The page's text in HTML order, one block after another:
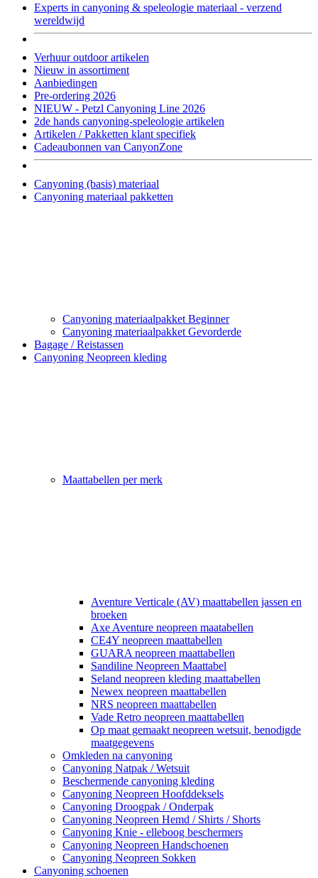
Experts in canyoning & speleologie materiaal - verzend
wereldwijd
Verhuur outdoor artikelen
Nieuw in assortiment
Aanbiedingen
Pre-ordering 2026
NIEUW - Petzl Canyoning Line 2026
2de hands canyoning-speleologie artikelen
Artikelen / Pakketten klant specifiek
Cadeaubonnen van CanyonZone
Canyoning (basis) materiaal
Canyoning materiaal pakketten
Canyoning materiaalpakket Beginner
Canyoning materiaalpakket Gevorderde
Bagage / Reistassen
Canyoning Neopreen kleding
Maattabellen per merk
Aventure Verticale (AV) maattabellen jassen en
broeken
Axe Aventure neopreen maatabellen
CE4Y neopreen maattabellen
GUARA neopreen maattabellen
Sandiline Neopreen Maattabel
Seland neopreen kleding maattabellen
Newex neopreen maattabellen
NRS neopreen maattabellen
Vade Retro neopreen maattabellen
Op maat gemaakt neopreen wetsuit, benodigde
maatgegevens
Omkleden na canyoning
Canyoning Natpak / Wetsuit
Beschermende canyoning kleding
Canyoning Neopreen Hoofddeksels
Canyoning Droogpak / Onderpak
Canyoning Neopreen Hemd / Shirts / Shorts
Canyoning Knie - elleboog beschermers
Canyoning Neopreen Handschoenen
Canyoning Neopreen Sokken
Canyoning schoenen